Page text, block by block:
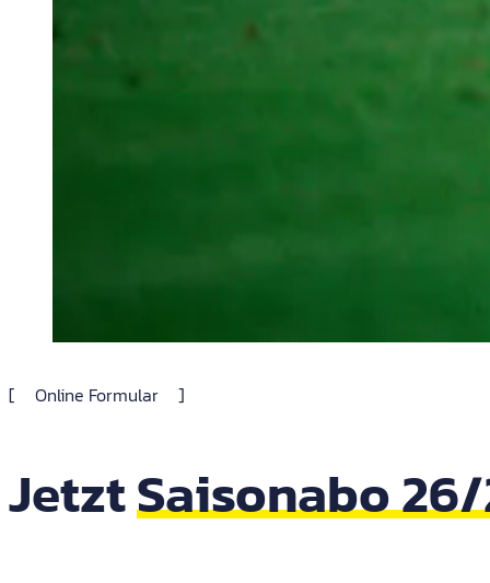
Online Formular
JetztSaisonabo